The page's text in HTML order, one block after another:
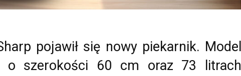
pojawił się nowy piekarnik. Model
o szerokości 60 cm oraz 73 litrach